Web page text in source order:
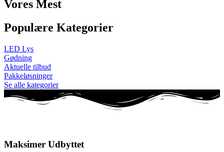
Vores Mest
Populære Kategorier
LED Lys
Gødning
Aktuelle tilbud
Pakkeløsninger
Se alle kategorier
Maksimer Udbyttet